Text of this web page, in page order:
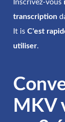
Inscrivez-vous
transcription
It isC'est
utiliser.
MKV